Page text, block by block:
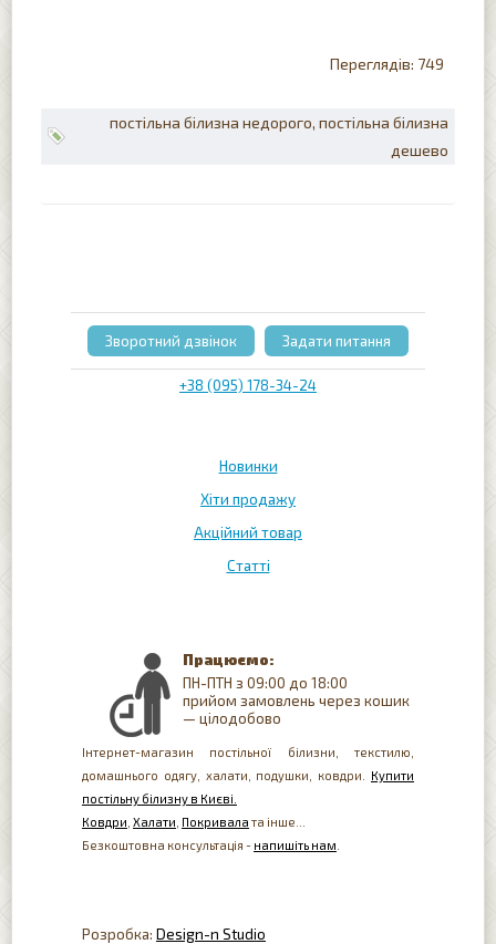
749
постільна білизна недорого постільна білизна
дешево
Новинки
Хіти продажу
Акційний товар
Статті
+38 (095) 178-34-24
Зворотний дзвінок Задати питання
Працюємо:
ПН-ПТН з 09:00 до 18:00
прийом замовлень через кошик
— цілодобово
Інтернет-магазин постільної білизни, текстилю,
домашнього одягу, халати, подушки, ковдри. Купити
постільну білизну в Києві.
Ковдри Халати Покривала та інше...
Безкоштовна консультація - напишіть нам
Розробка: Design-n Studio